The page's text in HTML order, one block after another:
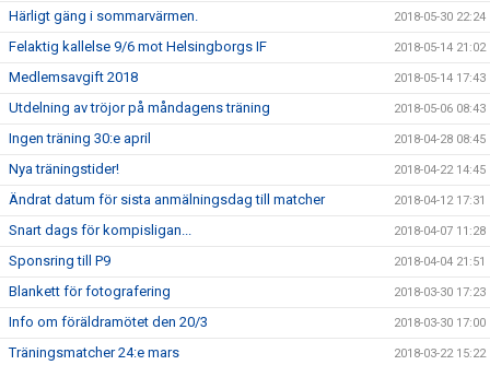
Härligt gäng i sommarvärmen. 2018-05-30 22:24
Felaktig kallelse 9/6 mot Helsingborgs IF 2018-05-14 21:02
Medlemsavgift 2018 2018-05-14 17:43
Utdelning av tröjor på måndagens träning 2018-05-06 08:43
Ingen träning 30:e april 2018-04-28 08:45
Nya träningstider! 2018-04-22 14:45
Ändrat datum för sista anmälningsdag till matcher 2018-04-12 17:31
Snart dags för kompisligan... 2018-04-07 11:28
Sponsring till P9 2018-04-04 21:51
Blankett för fotografering 2018-03-30 17:23
Info om föräldramötet den 20/3 2018-03-30 17:00
Träningsmatcher 24:e mars 2018-03-22 15:22